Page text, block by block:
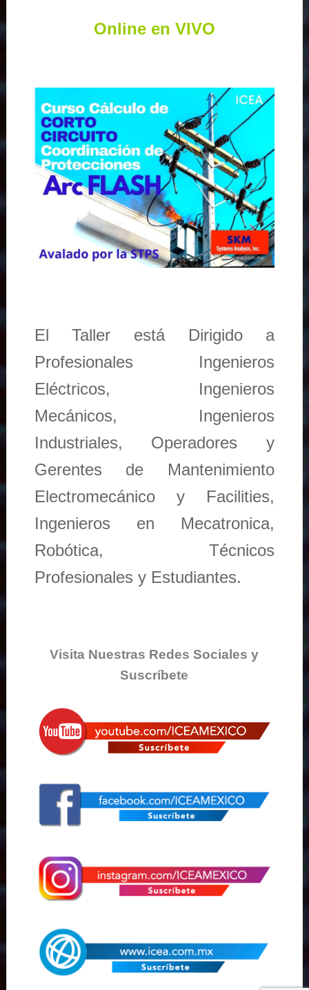
Online en VIVO
El Taller está Dirigido a
Profesionales Ingenieros
Eléctricos, Ingenieros
Mecánicos, Ingenieros
Industriales, Operadores y
Gerentes de Mantenimiento
Electromecánico y Facilities,
Ingenieros en Mecatronica,
Robótica, Técnicos
Profesionales y Estudiantes.
Visita Nuestras Redes Sociales y
Suscríbete